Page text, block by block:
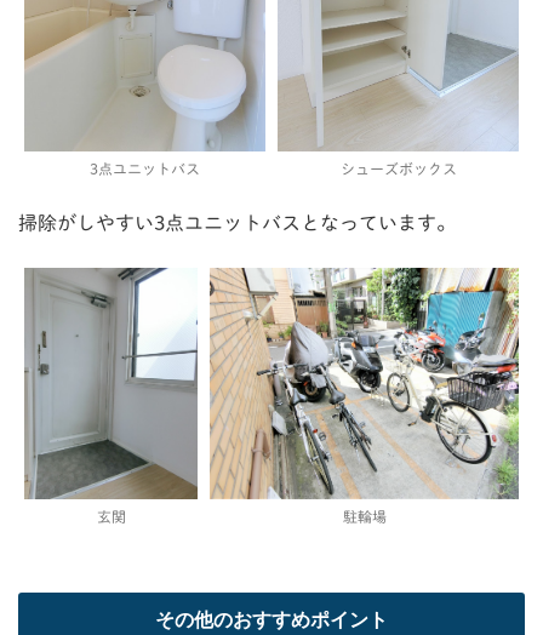
3点ユニットバス シューズボックス
掃除がしやすい3点ユニットバスとなっています。
玄関 駐輪場
その他のおすすめポイント